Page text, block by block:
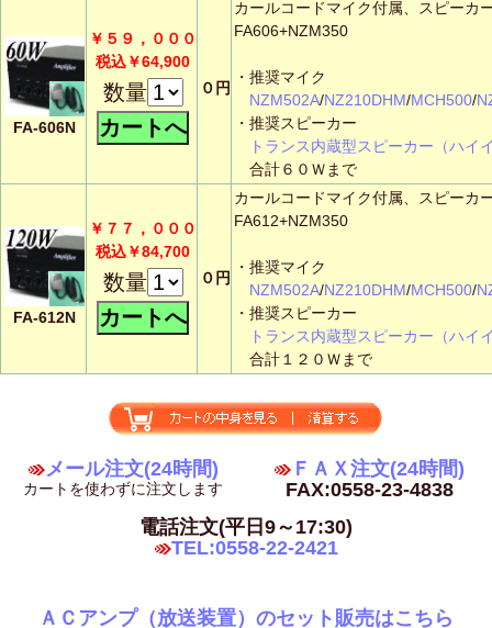
FA-606N
￥５９，０００
税込￥64,900
数量 ０円
カールコードマイク付属、スピーカ
FA606+NZM350
・推奨マイク
NZM502A/NZ210DHM/MCH500/
・推奨スピーカー
トランス内蔵型スピーカー（ハイ
合計６０Ｗまで
FA-612N
￥７７，０００
税込￥84,700
数量 ０円
カールコードマイク付属、スピーカ
FA612+NZM350
・推奨マイク
NZM502A/NZ210DHM/MCH500/
・推奨スピーカー
トランス内蔵型スピーカー（ハイ
合計１２０Ｗまで
メール注文(24時間)
カートを使わずに注文します
ＦＡＸ注文(24時間)
FAX:0558-23-4838
電話注文(平日9～17:30)
TEL:0558-22-2421
ＡＣアンプ（放送装置）のセット販売はこちら